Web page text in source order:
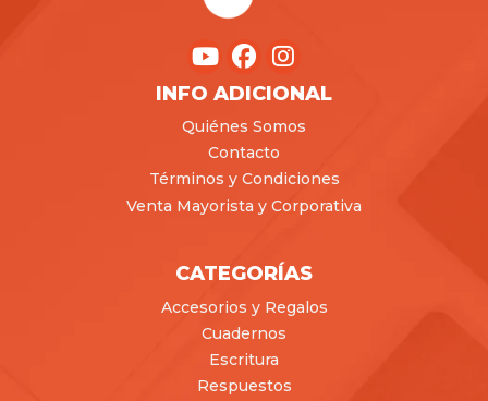
INFO ADICIONAL
Quiénes Somos
Contacto
Términos y Condiciones
Venta Mayorista y Corporativa
CATEGORÍAS
Accesorios y Regalos
Cuadernos
Escritura
Respuestos